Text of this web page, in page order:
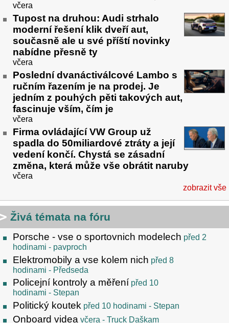
včera
Tupost na druhou: Audi strhalo
moderní řešení klik dveří aut,
současně ale u své příští novinky
nabídne přesně ty
včera
Poslední dvanáctiválcové Lambo s
ručním řazením je na prodej. Je
jedním z pouhých pěti takových aut,
fascinuje vším, čím je
včera
Firma ovládající VW Group už
spadla do 50miliardové ztráty a její
vedení končí. Chystá se zásadní
změna, která může vše obrátit naruby
včera
zobrazit vše
Živá témata na fóru
Porsche - vse o sportovnich modelech před 2
hodinami - pavproch
Elektromobily a vse kolem nich před 8
hodinami - Předseda
Policejní kontroly a měření před 10
hodinami - Stepan
Politický koutek před 10 hodinami - Stepan
Onboard videa včera - Truck Daškam